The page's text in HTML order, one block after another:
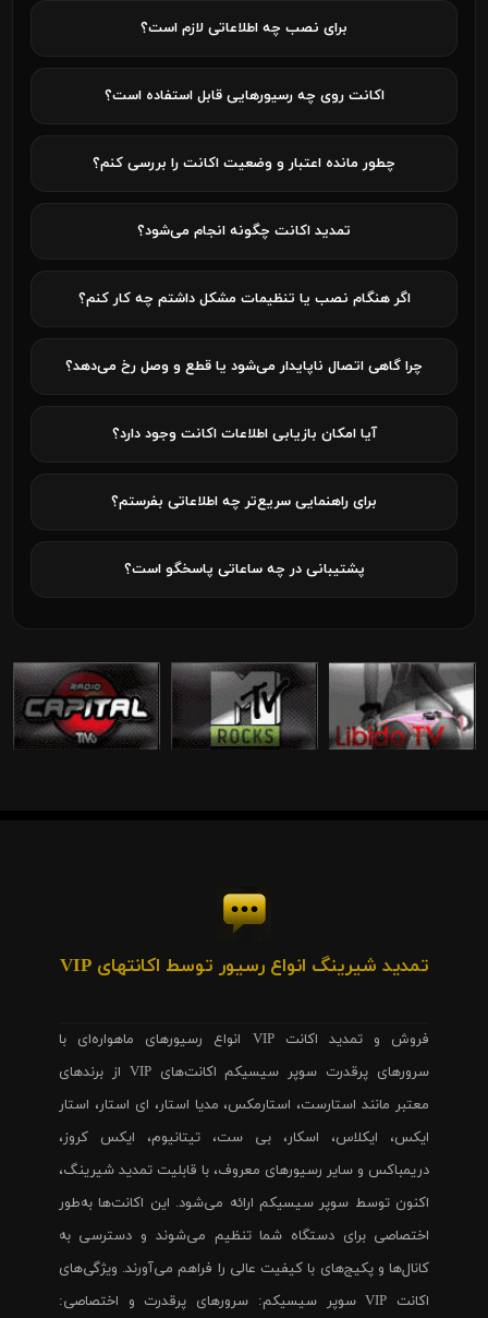
برای نصب چه اطلاعاتی لازم است؟
اکانت روی چه رسیورهایی قابل استفاده است؟
چطور مانده اعتبار و وضعیت اکانت را بررسی کنم؟
تمدید اکانت چگونه انجام می‌شود؟
اگر هنگام نصب یا تنظیمات مشکل داشتم چه کار کنم؟
چرا گاهی اتصال ناپایدار می‌شود یا قطع و وصل رخ می‌دهد؟
آیا امکان بازیابی اطلاعات اکانت وجود دارد؟
برای راهنمایی سریع‌تر چه اطلاعاتی بفرستم؟
پشتیبانی در چه ساعاتی پاسخگو است؟
تمدید شیرینگ انواع رسیور توسط اکانتهای VIP
فروش و تمدید اکانت VIP انواع رسیورهای ماهواره‌ای با
سرورهای پرقدرت سوپر سیسیکم اکانت‌های VIP از برندهای
معتبر مانند استارست، استارمکس، مدیا استار، ای استار، استار
ایکس، ایکلاس، اسکار، بی ست، تیتانیوم، ایکس کروز،
دریمباکس و سایر رسیورهای معروف، با قابلیت تمدید شیرینگ،
اکنون توسط سوپر سیسیکم ارائه می‌شود. این اکانت‌ها به‌طور
اختصاصی برای دستگاه شما تنظیم می‌شوند و دسترسی به
کانال‌ها و پکیج‌های با کیفیت عالی را فراهم می‌آورند. ویژگی‌های
اکانت VIP سوپر سیسیکم: سرورهای پرقدرت و اختصاصی: